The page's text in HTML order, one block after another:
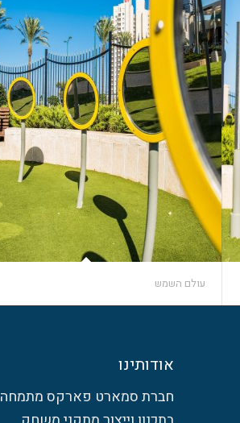
עולם השמש
אודותינו
חברת סמארט פארקס מתמחה